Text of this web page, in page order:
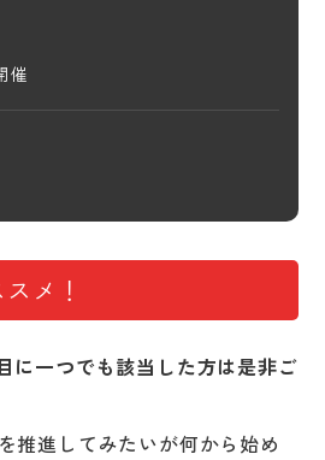
催
メ！
に一つでも該当した方は是非ご
推進してみたいが何から始め